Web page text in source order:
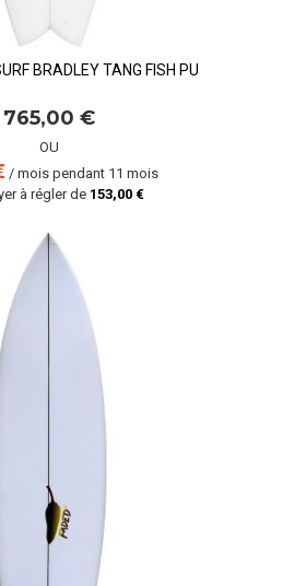
BRADLEY TANG FISH PU
765,00 €
OU
/ mois pendant 11 mois
à régler de 153,00 €